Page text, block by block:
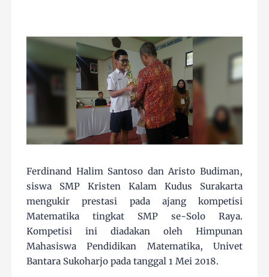
Ferdinand Halim Santoso dan Aristo Budiman,
siswa SMP Kristen Kalam Kudus Surakarta
mengukir prestasi pada ajang kompetisi
Matematika tingkat SMP se-Solo Raya.
Kompetisi ini diadakan oleh Himpunan
Mahasiswa Pendidikan Matematika, Univet
Bantara Sukoharjo pada tanggal 1 Mei 2018.